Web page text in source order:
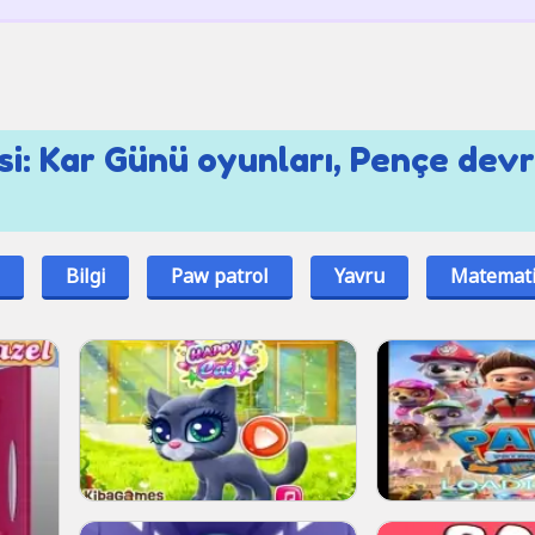
Kar Günü oyunları, Pençe
Bilgi Paw patrol Yavru